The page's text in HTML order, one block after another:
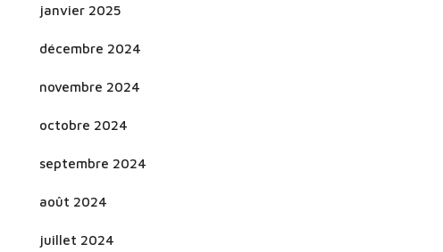
janvier 2025
décembre 2024
novembre 2024
octobre 2024
septembre 2024
août 2024
juillet 2024